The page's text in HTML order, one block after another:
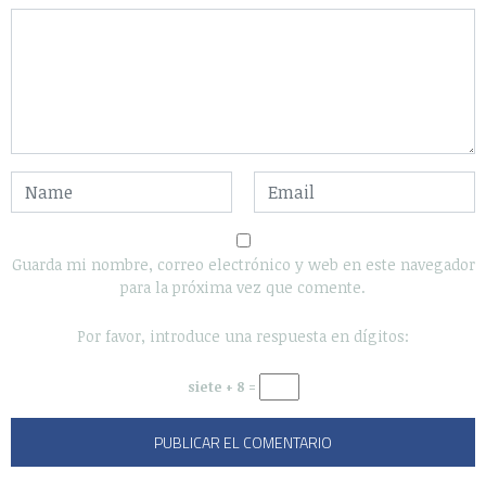
Guarda mi nombre, correo electrónico y web en este navegador
para la próxima vez que comente.
Por favor, introduce una respuesta en dígitos:
siete + 8 =